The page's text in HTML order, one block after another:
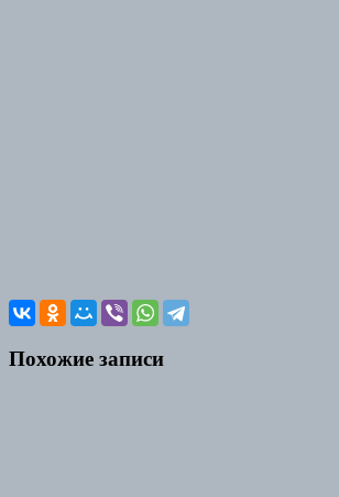
Похожие записи